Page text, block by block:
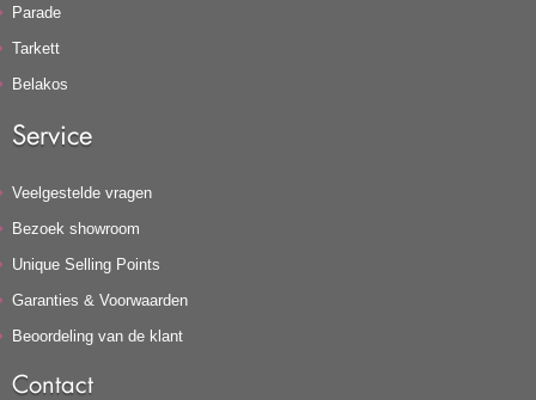
Parade
Tarkett
Belakos
Service
Veelgestelde vragen
Bezoek showroom
Unique Selling Points
Garanties & Voorwaarden
Beoordeling van de klant
Contact